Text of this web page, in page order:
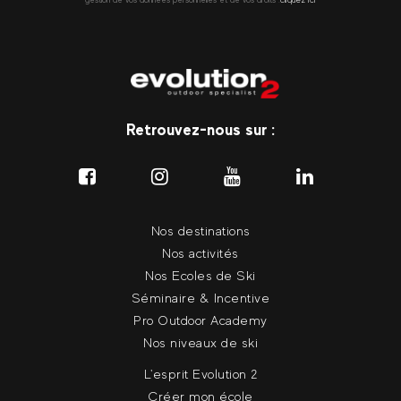
Retrouvez-nous sur :
Nos destinations
Nos activités
Nos Ecoles de Ski
Séminaire & Incentive
Pro Outdoor Academy
Nos niveaux de ski
L'esprit Evolution 2
Créer mon école